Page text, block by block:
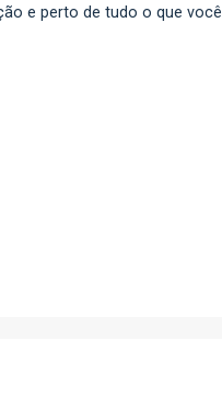
e perto de tudo o que você